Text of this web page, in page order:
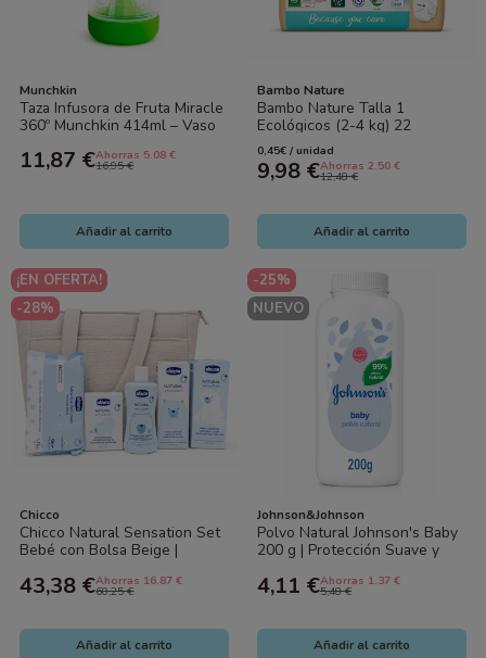
Munchkin
Taza Infusora de Fruta Miracle
360º Munchkin 414ml – Vaso
11,87 €Ahorras 5.08 €
16,95 €
Añadir al carrito
Bambo Nature
Bambo Nature Talla 1
Ecológicos (2-4 kg) 22
Pañales – Cuidado Natural
Premium para...
0,45€ / unidad
9,98 €Ahorras 2.50 €
12,48 €
Añadir al carrito
¡EN OFERTA!
-28%
Chicco
Chicco Natural Sensation Set
Bebé con Bolsa Beige |
Nacido
43,38 €Ahorras 16.87 €
60,25 €
Añadir al carrito
-25%
NUEVO
Johnson&Johnson
Polvo Natural Johnson's Baby
200 g | Protección Suave y
Piel...
4,11 €Ahorras 1.37 €
5,48 €
Añadir al carrito